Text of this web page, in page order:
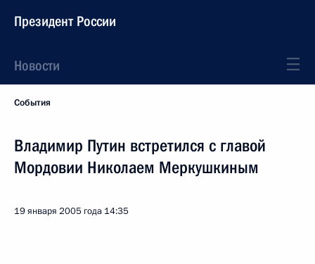
Президент России
Новости
События
Владимир Путин встретился с главой
Мордовии Николаем Меркушкиным
19 января 2005 года 14:35